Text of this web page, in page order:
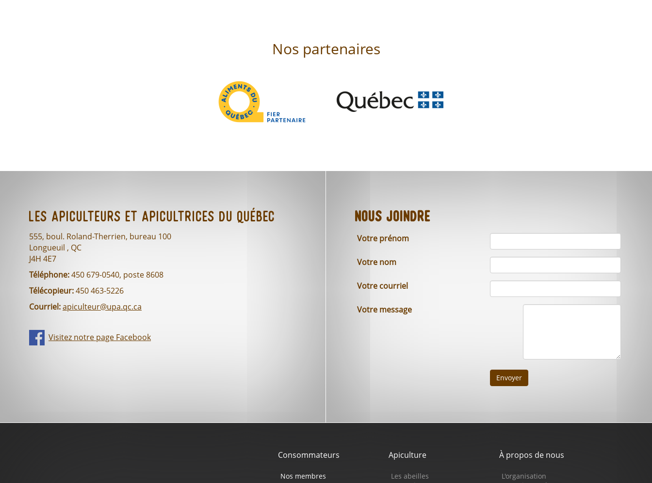
Nos partenaires
Les Apiculteurs et Apicultrices du Québec
555, boul. Roland-Therrien, bureau 100
Longueuil , QC
J4H 4E7
Téléphone:450 679-0540, poste 8608
Télécopieur:450 463-5226
Courriel:apiculteur@upa.qc.ca
Visitez notre page Facebook
Nous joindre
Votre prénom
Votre nom
Votre courriel
Votre message
Envoyer
À propos de nous
L'organisation
Apiculture
Les abeilles
Consommateurs
Nos membres